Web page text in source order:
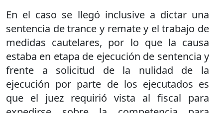
En el caso se llegó inclusive a dictar una
sentencia de trance y remate y el trabajo de
medidas cautelares, por lo que la causa
estaba en etapa de ejecución de sentencia y
frente a solicitud de la nulidad de la
ejecución por parte de los ejecutados es
que el juez requirió vista al fiscal para